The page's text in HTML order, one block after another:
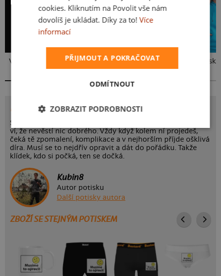
Vlastní potisk Kakat-du Bez potisku
POTISK MUSÍME TO OPRAVIT
Snad každý z nás už tuto značku někdy viděl a dobře tedy
ví, že nevěstí nic dobrého. Vždy když kolem ní projedeš,
čeká tě zpomalení, komplikace a v nejhorším příjde ošklivá
díra. Musí se to nejdřív opravit a dát do pořádku. Takže
klídek, kdo si počká, ten se dočká.
Kubin8
Autor potisku
Další potisky autora
ZBOŽÍ SE STEJNÝM POTISKEM
cookies. Kliknutím na Povolit vše nám
dovolíš je ukládat. Díky za to! Více
informací
PŘIJMOUT A POKRAČOVAT
ODMÍTNOUT
ZOBRAZIT PODROBNOSTI